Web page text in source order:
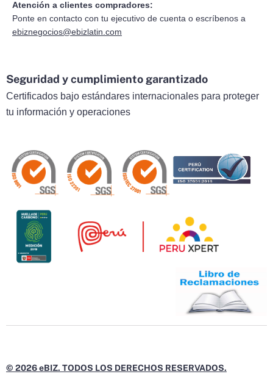
Atención a clientes compradores:
Ponte en contacto con tu ejecutivo de cuenta o escríbenos a
ebiznegocios@ebizlatin.com
Seguridad y cumplimiento garantizado
Certificados bajo estándares internacionales para proteger
tu información y operaciones
© 2026 eBIZ. TODOS LOS DERECHOS RESERVADOS.